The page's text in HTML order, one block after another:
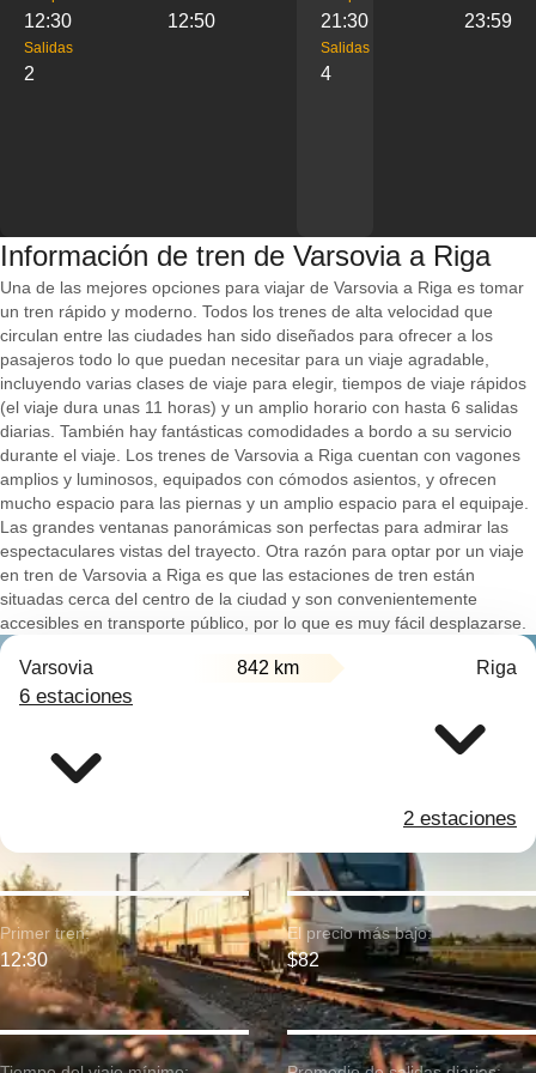
12:30 12:50
Salidas
2
21:30 23:59
Salidas
4
Información de tren de Varsovia a Riga
Una de las mejores opciones para viajar de Varsovia a Riga es tomar
un tren rápido y moderno. Todos los trenes de alta velocidad que
circulan entre las ciudades han sido diseñados para ofrecer a los
pasajeros todo lo que puedan necesitar para un viaje agradable,
incluyendo varias clases de viaje para elegir, tiempos de viaje rápidos
(el viaje dura unas 11 horas) y un amplio horario con hasta 6 salidas
diarias. También hay fantásticas comodidades a bordo a su servicio
durante el viaje. Los trenes de Varsovia a Riga cuentan con vagones
amplios y luminosos, equipados con cómodos asientos, y ofrecen
mucho espacio para las piernas y un amplio espacio para el equipaje.
Las grandes ventanas panorámicas son perfectas para admirar las
espectaculares vistas del trayecto. Otra razón para optar por un viaje
en tren de Varsovia a Riga es que las estaciones de tren están
situadas cerca del centro de la ciudad y son convenientemente
accesibles en transporte público, por lo que es muy fácil desplazarse.
Varsovia 842 km Riga
6 estaciones
2 estaciones
Primer tren:
12:30
El precio más bajo:
$82